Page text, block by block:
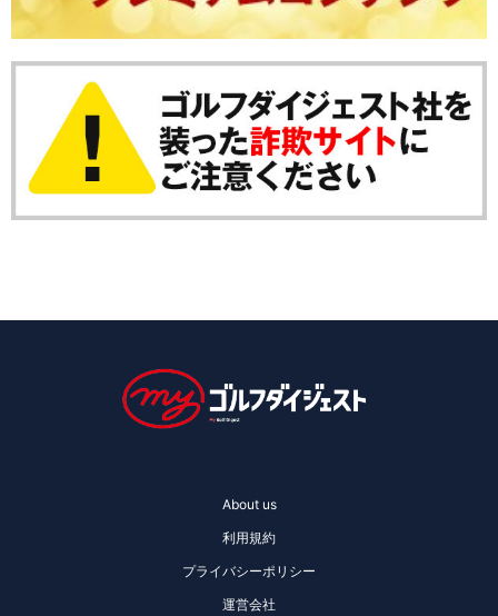
About us
利用規約
プライバシーポリシー
運営会社